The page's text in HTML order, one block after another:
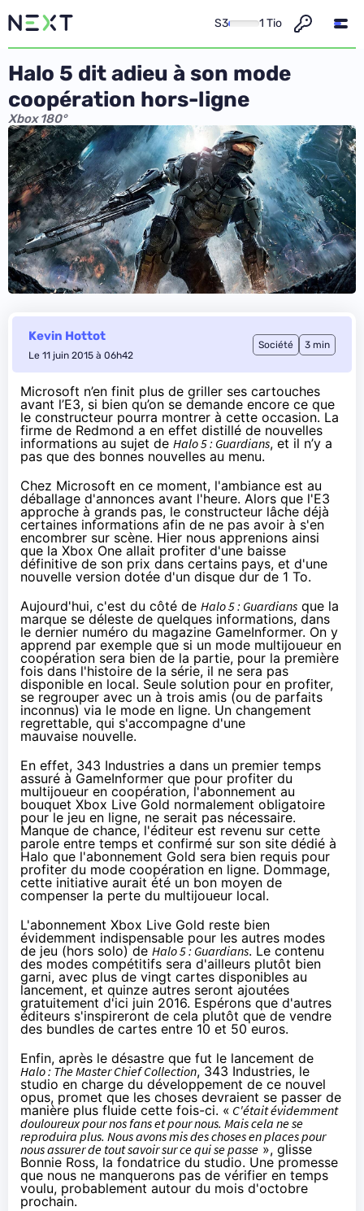
S3 1 Tio
Halo 5 dit adieu à son mode
coopération hors-ligne
Xbox 180°
Kevin Hottot
Le 11 juin 2015 à 06h42
Société 3 min
Microsoft n’en finit plus de griller ses cartouches
avant l’E3, si bien qu’on se demande encore ce que
le constructeur pourra montrer à cette occasion. La
firme de Redmond a en effet distillé de nouvelles
informations au sujet de Halo 5 : Guardians, et il n’y a
pas que des bonnes nouvelles au menu.
Chez Microsoft en ce moment, l'ambiance est au
déballage d'annonces avant l'heure. Alors que l'E3
approche à grands pas, le constructeur lâche déjà
certaines informations afin de ne pas avoir à s'en
encombrer sur scène. Hier nous apprenions ainsi
que la Xbox One allait profiter d'une baisse
définitive de son prix dans certains pays, et d'une
nouvelle version dotée d'un disque dur de 1 To.
Aujourd'hui, c'est du côté de Halo 5 : Guardians que la
marque se déleste de quelques informations, dans
le dernier numéro du magazine GameInformer. On y
apprend par exemple que si un mode multijoueur en
coopération sera bien de la partie, pour la première
fois dans l'histoire de la série, il ne sera pas
disponible en local. Seule solution pour en profiter,
se regrouper avec un à trois amis (ou de parfaits
inconnus) via le mode en ligne. Un changement
regrettable, qui s'accompagne d'une
mauvaise nouvelle.
En effet, 343 Industries a dans un premier temps
assuré à GameInformer que pour profiter du
multijoueur en coopération, l'abonnement au
bouquet Xbox Live Gold normalement obligatoire
pour le jeu en ligne, ne serait pas nécessaire.
Manque de chance, l'éditeur est revenu sur cette
parole entre temps et confirmé sur son site dédié à
Halo que l'abonnement Gold sera bien requis pour
profiter du mode coopération en ligne. Dommage,
cette initiative aurait été un bon moyen de
compenser la perte du multijoueur local.
L'abonnement Xbox Live Gold reste bien
évidemment indispensable pour les autres modes
de jeu (hors solo) de Halo 5 : Guardians. Le contenu
des modes compétitifs sera d'ailleurs plutôt bien
garni, avec plus de vingt cartes disponibles au
lancement, et quinze autres seront ajoutées
gratuitement d'ici juin 2016. Espérons que d'autres
éditeurs s'inspireront de cela plutôt que de vendre
des bundles de cartes entre 10 et 50 euros.
Enfin, après le désastre que fut le lancement de
Halo : The Master Chief Collection, 343 Industries, le
studio en charge du développement de ce nouvel
opus, promet que les choses devraient se passer de
manière plus fluide cette fois-ci. « C'était évidemment
douloureux pour nos fans et pour nous. Mais cela ne se
reproduira plus. Nous avons mis des choses en places pour
nous assurer de tout savoir sur ce qui se passe », glisse
Bonnie Ross, la fondatrice du studio. Une promesse
que nous ne manquerons pas de vérifier en temps
voulu, probablement autour du mois d'octobre
prochain.